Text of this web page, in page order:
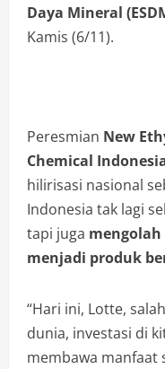
Daya Mineral
Kamis (6/11).
Peresmian New
Chemical
hilirisasi nasional
Indonesia tak lagi
tapi juga
menjadi produk
“Hari ini, Lotte,
dunia, investasi di
membawa manfaat